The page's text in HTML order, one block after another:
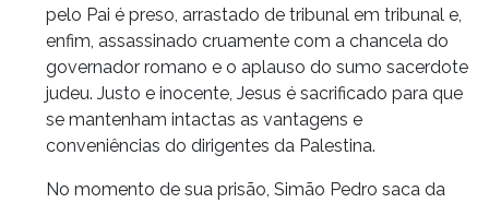
pelo Pai é preso, arrastado de tribunal em tribunal e,
enfim, assassinado cruamente com a chancela do
governador romano e o aplauso do sumo sacerdote
judeu. Justo e inocente, Jesus é sacrificado para que
se mantenham intactas as vantagens e
conveniências do dirigentes da Palestina.
No momento de sua prisão, Simão Pedro saca da